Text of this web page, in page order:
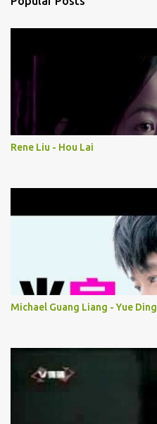
Rene Liu - Hou Lai
Michael Guang Liang - Yue Ding